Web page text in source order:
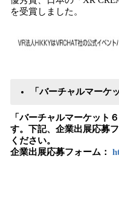
を受賞しました。
「バーチャルマーケ
「バーチャルマーケット
す。下記、企業出展応募
ください。
企業出展応募フォーム：